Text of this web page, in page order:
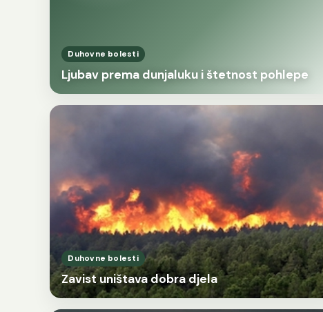
Duhovne bolesti
Ljubav prema dunjaluku i štetnost pohlepe
Duhovne bolesti
Zavist uništava dobra djela